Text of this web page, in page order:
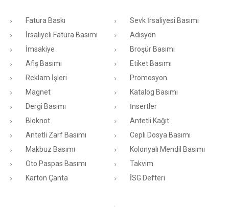
Fatura Baskı
Sevk İrsaliyesi Basımı
İrsaliyeli Fatura Basımı
Adisyon
İmsakiye
Broşür Basımı
Afiş Basımı
Etiket Basımı
Reklam İşleri
Promosyon
Magnet
Katalog Basımı
Dergi Basımı
İnsertler
Bloknot
Antetli Kağıt
Antetli Zarf Basımı
Cepli Dosya Basımı
Makbuz Basımı
Kolonyalı Mendil Basımı
Oto Paspas Basımı
Takvim
Karton Çanta
İSG Defteri